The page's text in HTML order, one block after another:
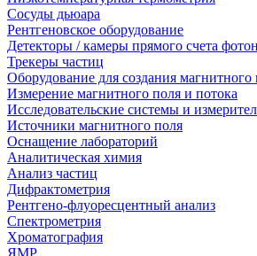
Сосуды дьюара
Рентгеновское оборудование
Детекторы / камеры прямого счета
Трекеры частиц
Оборудование для создания магнитного
Измерение магнитного поля и потока
Исследовательские системы и
Источники магнитного поля
Оснащение лабораторий
Аналитическая химия
Анализ частиц
Дифрактометрия
Рентгено-флуоресцентный анализ
Спектрометрия
Хроматография
ЯМР